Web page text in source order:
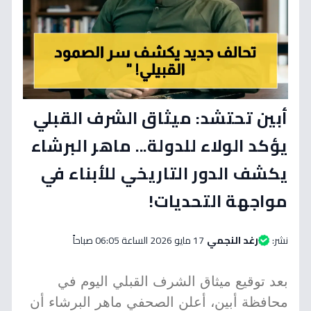
أبين تحتشد: ميثاق الشرف القبلي
يؤكد الولاء للدولة... ماهر البرشاء
يكشف الدور التاريخي للأبناء في
مواجهة التحديات!
نشر: رغد النجمي 17 مايو 2026 الساعة 06:05 صباحاً
بعد توقيع ميثاق الشرف القبلي اليوم في
محافظة أبين، أعلن الصحفي ماهر البرشاء أن